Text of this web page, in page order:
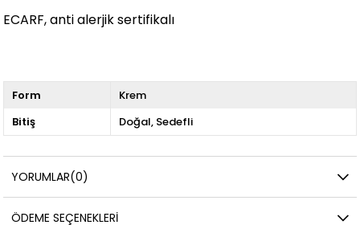
ECARF, anti alerjik sertifikalı
Form
Krem
Bitiş
Doğal Sedefli
YORUMLAR(0)
ÖDEME SEÇENEKLERI